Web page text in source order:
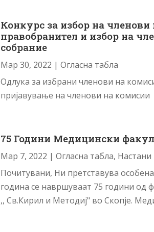
Конкурс за избор на
правобранител и избор на
собрание
Мар 30, 2022 |Огласна табла
Одлука за избрани членови на
пријавување на членови на комисии
75 Години Медицински
Мар 7, 2022 |Огласна табла, Настани
Почитувани, Ни претставува
година се навршуваат 75 години
,, Св.Кирил и Методиј" во Скопје.